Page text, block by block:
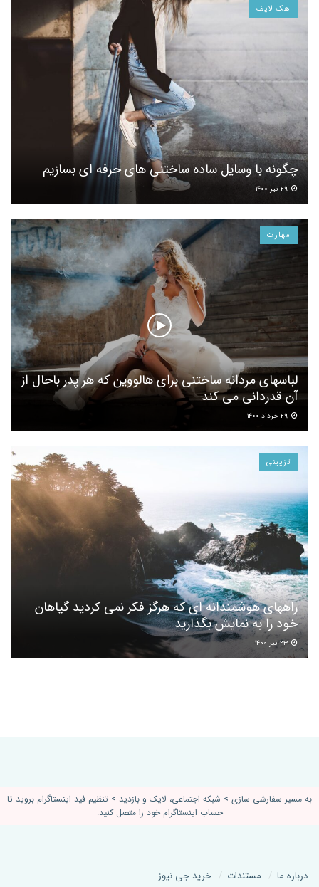
هک لایف
چگونه با وسایل ساده ساختنی های حرفه ای بسازیم
مهارت
لباسهای مردانه ساختنی برای هالووین که هر پدر باحال از
آن قدردانی می کند
تزیینی
راههای هوشمندانه ای که هرگز فکر نمی کردید گیاهان
خود را به نمایش بگذارید
به مسیر سفارشی سازی > شبکه اجتماعی، لایک و بازدید > تنظیم فید اینستاگرام بروید تا
حساب اینستاگرام خود را متصل کنید.
درباره ما مستندات خرید جی نیوز